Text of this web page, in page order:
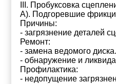
III. Пробуксовка
А). Подгоревшие
Причины:
- загрязнение деталей
Ремонт:
- замена ведомого диска.
- обнаружение и
Профилактика:
- недопущение